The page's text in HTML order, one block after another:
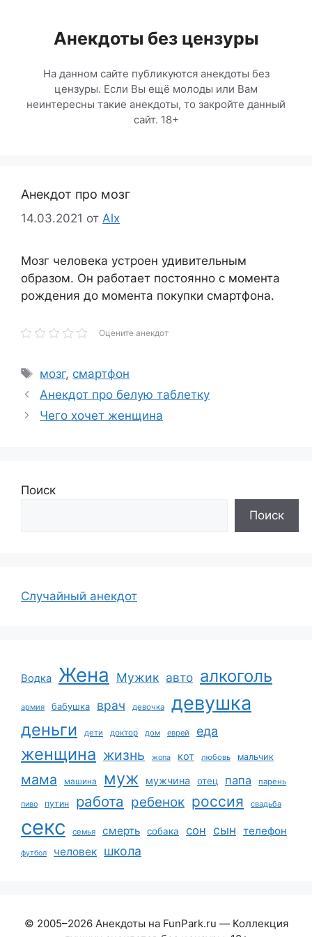
содержимомуАнекдоты без цензуры
На данном сайте публикуются анекдоты без
цензуры. Если Вы ещё молоды или Вам
неинтересны такие анекдоты, то закройте данный
сайт. 18+
Анекдот про мозг
14.03.2021 от Alx
Мозг человека устроен удивительным
образом. Он работает постоянно с момента
рождения до момента покупки смартфона.
Оцените анекдот
Метки
мозг, смартфон
Анекдот про белую таблетку
Чего хочет женщина
Поиск
Поиск
Случайный анекдот
Водка Жена Мужик авто алкоголь
армия бабушка врач девочка девушка
деньги дети доктор дом еврей еда
женщина жизнь жопа кот любовь мальчик
мама машина муж мужчина отец папа парень
пиво путин работа ребенок россия свадьба
секс семья смерть собака сон сын телефон
футбол человек школа
© 2005–2026 Анекдоты на FunPark.ru — Коллекция